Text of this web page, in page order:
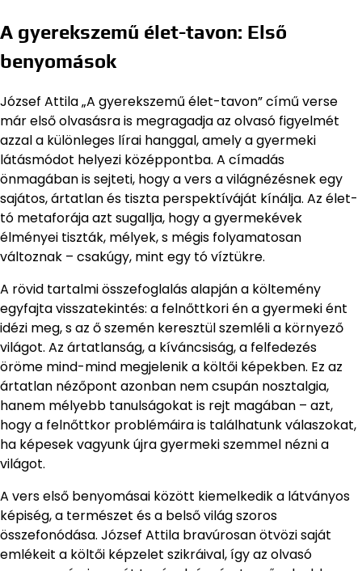
A gyerekszemű élet-tavon: Első
benyomások
József Attila „A gyerekszemű élet-tavon” című verse
már első olvasásra is megragadja az olvasó figyelmét
azzal a különleges lírai hanggal, amely a gyermeki
látásmódot helyezi középpontba. A címadás
önmagában is sejteti, hogy a vers a világnézésnek egy
sajátos, ártatlan és tiszta perspektíváját kínálja. Az élet-
tó metaforája azt sugallja, hogy a gyermekévek
élményei tiszták, mélyek, s mégis folyamatosan
változnak – csakúgy, mint egy tó víztükre.
A rövid tartalmi összefoglalás alapján a költemény
egyfajta visszatekintés: a felnőttkori én a gyermeki ént
idézi meg, s az ő szemén keresztül szemléli a környező
világot. Az ártatlanság, a kíváncsiság, a felfedezés
öröme mind-mind megjelenik a költői képekben. Ez az
ártatlan nézőpont azonban nem csupán nosztalgia,
hanem mélyebb tanulságokat is rejt magában – azt,
hogy a felnőttkor problémáira is találhatunk válaszokat,
ha képesek vagyunk újra gyermeki szemmel nézni a
világot.
A vers első benyomásai között kiemelkedik a látványos
képiség, a természet és a belső világ szoros
összefonódása. József Attila bravúrosan ötvözi saját
emlékeit a költői képzelet szikráival, így az olvasó